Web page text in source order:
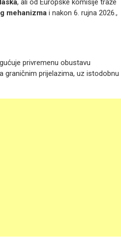
, ali od Europske komisije traže
mehanizma i nakon 6. rujna 2026.,
privremenu obustavu
graničnim prijelazima, uz istodobnu